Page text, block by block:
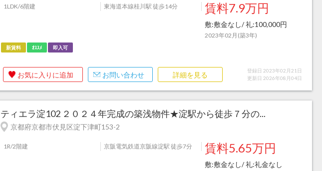
1LDK/6階建 東海道本線桂川駅 徒歩14分 賃料7.9万円
敷:敷金なし/ 礼:100,000円
2023年02月(築3年)
新賃料 ｵｽｽﾒ 即入可
お気に入りに追加 お問い合わせ 詳細を見る
登録日 2023年02月21日
更新日 2026年08月04日
ティエラ淀102 ２０２４年完成の築浅物件★淀駅から徒歩７分の...
京都府京都市伏見区淀下津町153-2
1R/2階建 京阪電気鉄道京阪線淀駅 徒歩7分 賃料5.65万円
敷:敷金なし/ 礼:礼金なし